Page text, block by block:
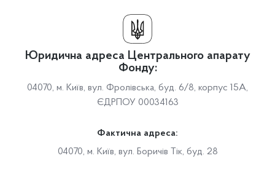
Юридична адреса Центрального апарату
Фонду:
04070, м. Київ, вул. Фролівська, буд. 6/8, корпус 15А,
ЄДРПОУ 00034163
Фактична адреса:
04070, м. Київ, вул. Боричів Тік, буд. 28